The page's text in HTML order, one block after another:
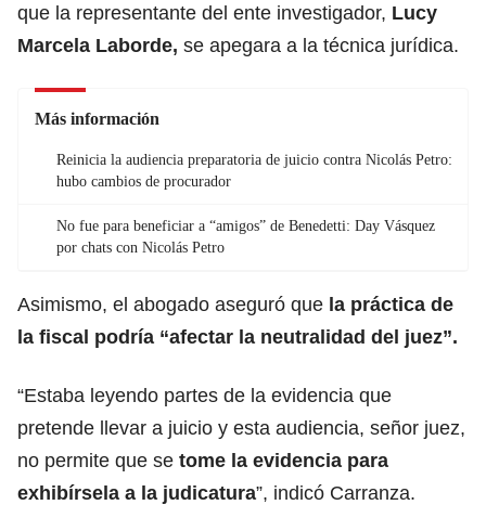
que la representante del ente investigador, Lucy
Marcela Laborde, se apegara a la técnica jurídica.
Más información
Reinicia la audiencia preparatoria de juicio contra Nicolás Petro:
hubo cambios de procurador
No fue para beneficiar a “amigos” de Benedetti: Day Vásquez
por chats con Nicolás Petro
Asimismo, el abogado aseguró que la práctica de
la fiscal podría “afectar la neutralidad del juez”.
“Estaba leyendo partes de la evidencia que
pretende llevar a juicio y esta audiencia, señor juez,
no permite que se tome la evidencia para
exhibírsela a la judicatura”, indicó Carranza.